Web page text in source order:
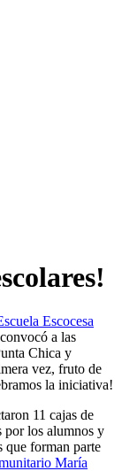
Escocesa
a las
Chica y
vez, fruto de
la iniciativa!
11 cajas de
por los alumnos y
que forman parte
María